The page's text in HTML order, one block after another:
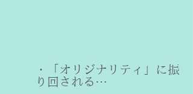
・「オリジナリティ」に振
り回される…